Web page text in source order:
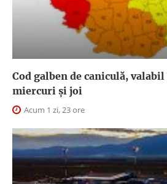
Cod galben de caniculă,
miercuri și joi
Acum 1 zi, 23 ore